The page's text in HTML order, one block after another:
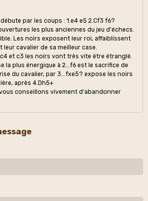
par les coups : 1.e4 e5 2.Cf3 f6?
les plus anciennes du jeu d'échecs.
Les noirs exposent leur roi, affaiblissent
leur cavalier de sa meilleur case.
et c3 les noirs vont très vite être étranglé.
la plus énergique à 2...f6 est le sacrifice de
du cavalier, par 3...fxe5? expose les noirs
après 4.Dh5+
conseillons vivement d'abandonner